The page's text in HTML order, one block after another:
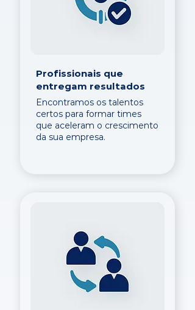
Profissionais que
entregam resultados
Encontramos os talentos
certos para formar times
que aceleram o crescimento
da sua empresa.